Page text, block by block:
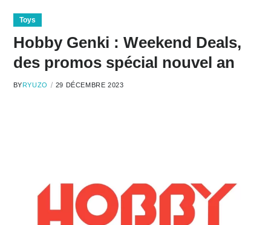
Toys
Hobby Genki : Weekend Deals,
des promos spécial nouvel an
BYRYUZO 29 DÉCEMBRE 2023